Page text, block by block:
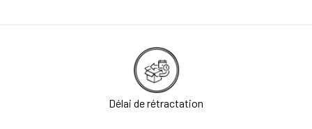
Délai de rétractation